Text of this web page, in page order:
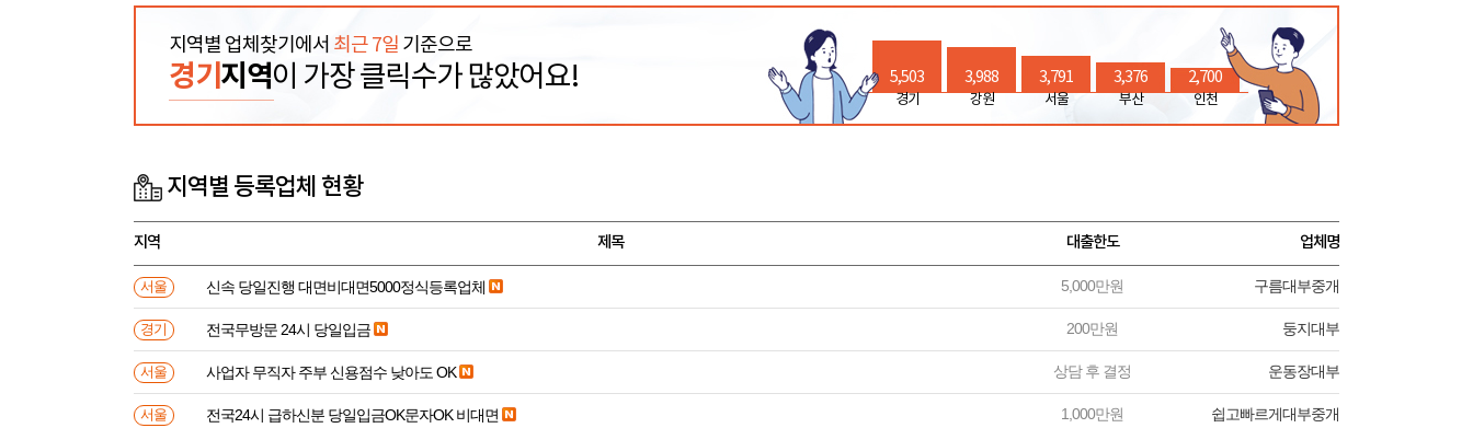
지역별 업체찾기에서 최근 7일 기준으로
경기 지역이 가장 클릭수가 많았어요! 5,503
경기
3,988
강원
3,791
서울
3,376
부산
2,700
인천
지역별 등록업체 현황
지역 제목 대출한도 업체명
서울 신속 당일진행 대면비대면5000정식등록업체 5,000만원 구름대부중개
경기 전국무방문 24시 당일입금 200만원 둥지대부
서울 사업자 무직자 주부 신용점수 낮아도 OK 상담 후 결정 운동장대부
서울 전국24시 급하신분 당일입금OK문자OK 비대면 1,000만원 쉽고빠르게대부중개